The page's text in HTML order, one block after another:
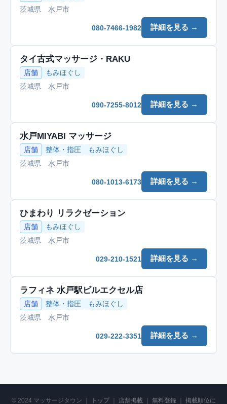
茨城県 水戸市
詳細を見る →
080-7466-1982
タイ古式マッサージ・RAKU
店舗
もみほぐし
茨城県 水戸市
詳細を見る →
090-7255-8012
水戸MIYABI マッサージ
店舗 整体・指圧
もみほぐし
茨城県 水戸市
詳細を見る →
080-1013-6173
ひまわり リラクゼーション
店舗
もみほぐし
茨城県 水戸市
詳細を見る →
029-210-1521
ラフィネ 水戸駅ビルエクセル店
店舗 整体・指圧
もみほぐし
茨城県 水戸市
詳細を見る →
029-222-3351
© 2024 マッサージタウン ｜ トップ｜ 店舗掲載｜ 無料登録 掲載順位に